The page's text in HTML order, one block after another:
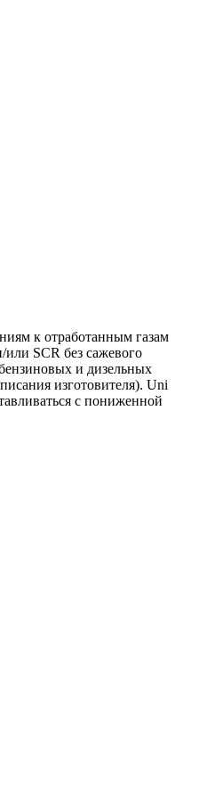
к отработанным газам
SCR без сажевого
и дизельных
изготовителя). Uni
с пониженной